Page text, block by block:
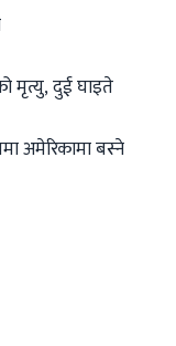
मृत्यु, दुई घाइते
अमेरिकामा बस्ने